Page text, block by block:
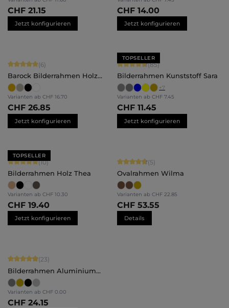
CHF 21.15
Jetzt konfigurieren
CHF 14.00
Jetzt konfigurieren
Durchschnittliche Bewertung von 5 von 5 Sternen
(6)
Barock Bilderrahmen Holz
Naomi
Varianten ab CHF 16.70
CHF 26.85
Jetzt konfigurieren
TOPSELLER
Durchschnittliche Bewertung von
(85)
Bilderrahmen Kunststoff Sara
+7
Varianten ab CHF 7.45
CHF 11.45
Jetzt konfigurieren
TOPSELLER
Durchschnittliche Bewertung von 5 von 5 Sternen
(10)
Bilderrahmen Holz Thea
Varianten ab CHF 10.30
CHF 19.40
Jetzt konfigurieren
Durchschnittliche Bewertung von
(5)
Ovalrahmen Wilma
Varianten ab CHF 22.85
CHF 53.55
Details
Durchschnittliche Bewertung von 4.91 von 5 Sternen
(23)
Bilderrahmen Aluminium
Noah
Varianten ab CHF 0.00
CHF 24.15